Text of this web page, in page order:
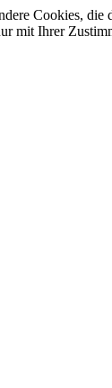
Cookies,
mit Ihrer